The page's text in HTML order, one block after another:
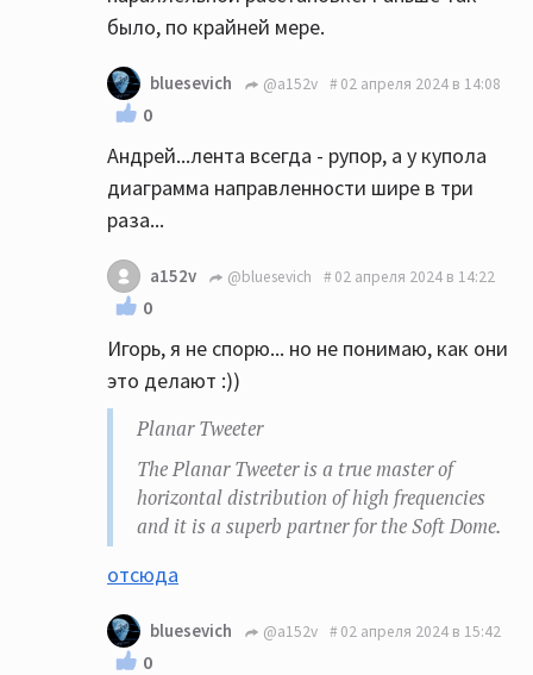
было, по крайней мере.
bluesevich @a152v 02 апреля 2024 в 14:08
0
Андрей...лента всегда - рупор, а у купола
диаграмма направленности шире в три
раза...
a152v @bluesevich 02 апреля 2024 в 14:22
0
Игорь, я не спорю... но не понимаю, как они
это делают :))
Planar Tweeter
The Planar Tweeter is a true master of
horizontal distribution of high frequencies
and it is a superb partner for the Soft Dome.
отсюда
bluesevich @a152v 02 апреля 2024 в 15:42
0